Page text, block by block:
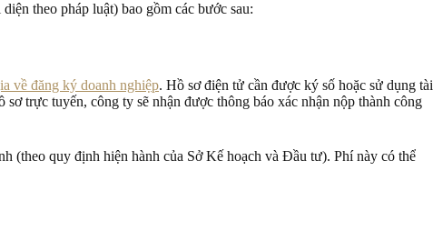
theo pháp luật) bao gồm các bước sau:
về đăng ký doanh nghiệp. Hồ sơ điện tử cần được ký số hoặc sử dụng tài
trực tuyến, công ty sẽ nhận được thông báo xác nhận nộp thành công
(theo quy định hiện hành của Sở Kế hoạch và Đầu tư). Phí này có thể